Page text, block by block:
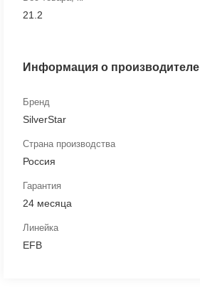
21.2
Информация о производителе
Бренд
SilverStar
Страна производства
Россия
Гарантия
24 месяца
Линейка
EFB